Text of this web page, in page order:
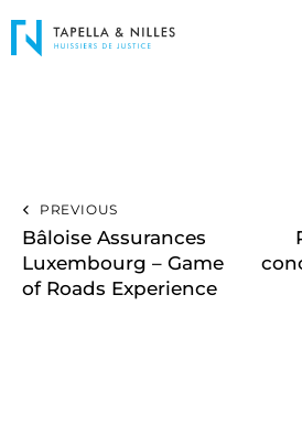
PREVIOUS
Bâloise Assurances
Luxembourg – Game
of Roads Experience